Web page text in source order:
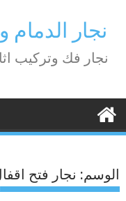
contentنجار الدمام والخبر
نجار فك وتركيب
الوسم: نجار فتح